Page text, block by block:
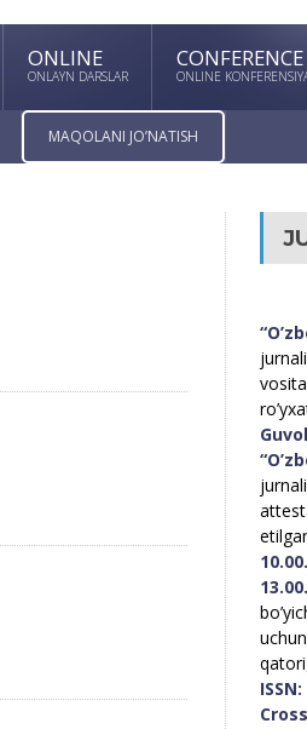
ONLINE
ONLAYN DARSLAR
CONFERENCE
ONLINE
MAQOLANI JO’NATISH
ISSN: